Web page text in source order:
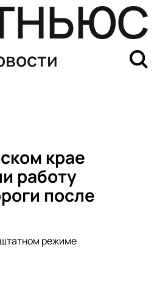
крае
работу
после
режиме
ограничения на